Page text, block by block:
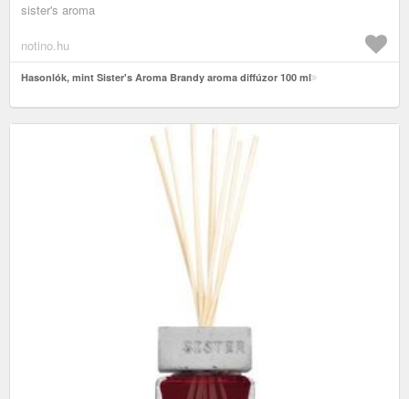
sister's aroma
notino.hu
Hasonlók, mint Sister's Aroma Brandy aroma diffúzor 100 ml